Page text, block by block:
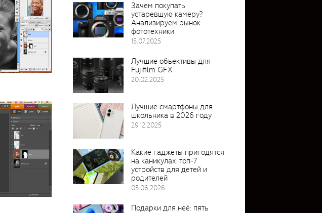
Зачем покупать
устаревшую камеру?
Анализируем рынок
фототехники
15.07.2025
Лучшие объективы для
Fujifilm GFX
20.02.2025
Лучшие смартфоны для
школьника в 2026 году
29.12.2025
Какие гаджеты пригодятся
на каникулах: топ-7
устройств для детей и
родителей
05.06.2026
Подарки для неё: пять